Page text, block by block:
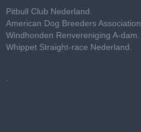
Pitbull Club Nederland
American Dog Breeders Association
Windhonden Renvereniging A-dam
Whippet Straight-race Nederland